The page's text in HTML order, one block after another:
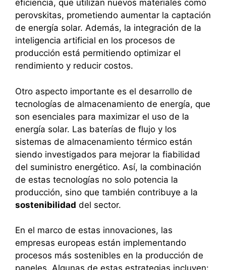
eficiencia, que utilizan nuevos materiales como
perovskitas, prometiendo aumentar la captación
de energía solar. Además, la integración de la
inteligencia artificial en los procesos de
producción está permitiendo optimizar el
rendimiento y reducir costos.
Otro aspecto importante es el desarrollo de
tecnologías de almacenamiento de energía, que
son esenciales para maximizar el uso de la
energía solar. Las baterías de flujo y los
sistemas de almacenamiento térmico están
siendo investigados para mejorar la fiabilidad
del suministro energético. Así, la combinación
de estas tecnologías no solo potencia la
producción, sino que también contribuye a la
sostenibilidad del sector.
En el marco de estas innovaciones, las
empresas europeas están implementando
procesos más sostenibles en la producción de